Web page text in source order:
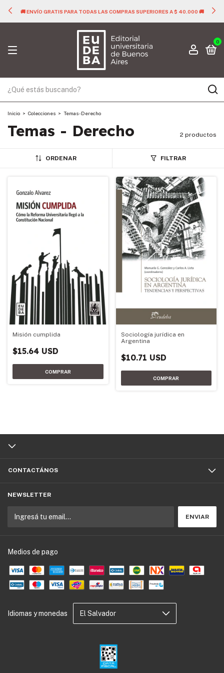
🚚 ENVÍO GRATIS PARA TODAS LAS COMPRAS SUPERIORES A $ 40.000 🚚
0
Inicio > Colecciones > Temas - Derecho
Temas - Derecho 2 productos
ORDENAR FILTRAR
Misión cumplida
$15.64 USD
Sociología jurídica en
Argentina
$10.71 USD
CONTACTÁNOS
NEWSLETTER
Medios de pago
Idiomas y monedas